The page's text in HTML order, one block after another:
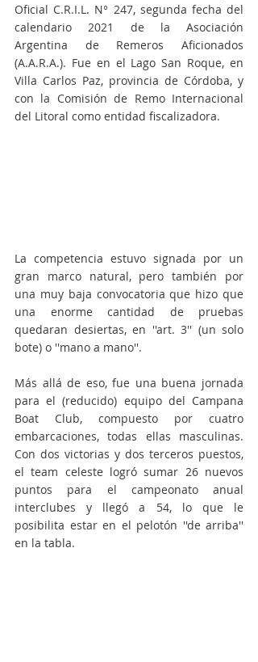
Oficial C.R.I.L. N° 247, segunda fecha del
calendario 2021 de la Asociación
Argentina de Remeros Aficionados
(A.A.R.A.). Fue en el Lago San Roque, en
Villa Carlos Paz, provincia de Córdoba, y
con la Comisión de Remo Internacional
del Litoral como entidad fiscalizadora.
La competencia estuvo signada por un
gran marco natural, pero también por
una muy baja convocatoria que hizo que
una enorme cantidad de pruebas
quedaran desiertas, en ''art. 3'' (un solo
bote) o ''mano a mano''.
Más allá de eso, fue una buena jornada
para el (reducido) equipo del Campana
Boat Club, compuesto por cuatro
embarcaciones, todas ellas masculinas.
Con dos victorias y dos terceros puestos,
el team celeste logró sumar 26 nuevos
puntos para el campeonato anual
interclubes y llegó a 54, lo que le
posibilita estar en el pelotón ''de arriba''
en la tabla.